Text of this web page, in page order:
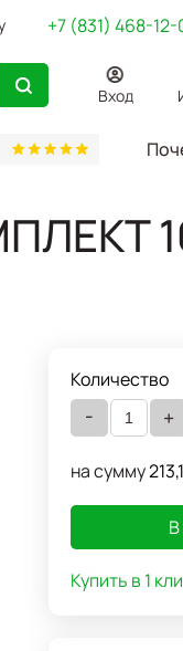
+7 (831) 468-12-
Вход
Бумага Svetocopy
Количество
- +
на сумму
Купить в 1